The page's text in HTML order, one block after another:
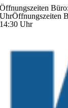
Zum
Inhalt
springen
Öffnungszeiten
UhrÖffnungszeiten
14:30 Uhr